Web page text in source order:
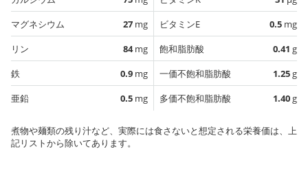
マグネシウム
27 mg
リン
84mg
鉄
0.9 mg
亜鉛
0.5 mg
ビタミンE
0.5 mg
飽和脂肪酸
0.41 g
一価不飽和脂肪酸
1.25g
多価不飽和脂肪酸
1.40g
煮物や麺類の残り汁など、実際には食さないと想定される栄養価は、上
記リストから除いてあります。